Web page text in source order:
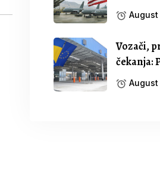
August
Vozači,
čekanja:
August